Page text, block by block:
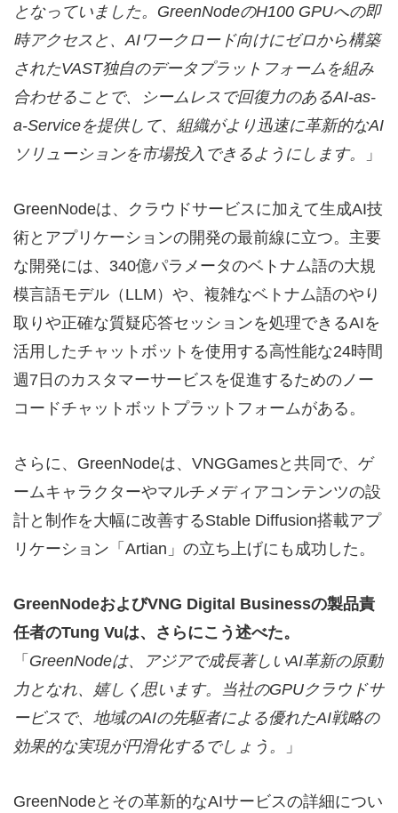
となっていました。 GreenNodeのH100 GPUへの即
時アクセスと、AI ワークロード向けにゼロから構築
されたVAST独自のデータプラットフォームを組み
合わせることで、シームレスで回復力のあるAI-as-
a-Serviceを提供して、組織がより迅速に革新的なAI
ソリューションを市場投入できるようにします。
」
GreenNodeは、クラウドサービスに加えて生成AI技
術とアプリケーションの開発の最前線に立つ。主要
な開発には、340億パラメータのベトナム語の大規
模言語モデル（LLM）や、複雑なベトナム語のやり
取りや正確な質疑応答セッションを処理できるAIを
活用したチャットボットを使用する高性能な24時間
週7日のカスタマーサービスを促進するためのノー
コードチャットボットプラットフォームがある。
さらに、GreenNodeは、VNGGamesと共同で、ゲ
ームキャラクターやマルチメディアコンテンツの設
計と制作を大幅に改善するStable Diffusion搭載アプ
リケーション「Artian」の立ち上げにも成功した。
GreenNodeおよびVNG Digital Businessの製品責
任者のTung Vuは、さらにこう述べた。
「 GreenNodeは、アジアで成長著しいAI革新の原動
力となれ、嬉しく思います。当社のGPUクラウドサ
ービスで、地域のAIの先駆者による優れたAI戦略の
効果的な実現が円滑化するでしょう。
」
GreenNodeとその革新的なAIサービスの詳細につい